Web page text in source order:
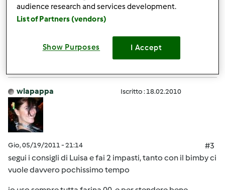
manitoba
wlapappa Iscritto : 18.02.2010
Gio, 05/19/2011 - 21:14
#3
segui i consigli di Luisa e fai 2 impasti, tanto con il bimby ci
vuole davvero pochissimo tempo
audience research and services development.
List of Partners (vendors)
Show Purposes I Accept